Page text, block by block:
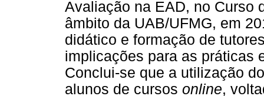
Avaliação na EAD, no Curso
âmbito da UAB/UFMG, em
didático e formação de
implicações para as práticas
Conclui-se que a utilização
alunos de cursos online,